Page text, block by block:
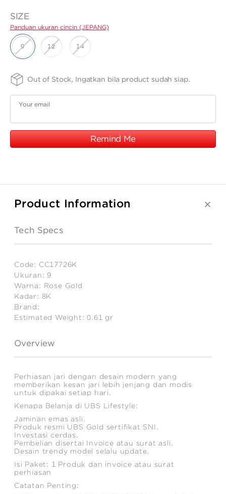
MY ACCOUNT
CC17726K
CC17726K
SIZE
Panduan ukuran cincin (JEPANG)
9 12 14
FINISHING
-SPRG
Panduan
ukuran cincin
PURITY
-37
Panduan
ukuran
(JEPANG)
Out of Stock, Ingatkan bila product sudah siap.
Your email
Remind Me
Product Information
Tech Specs
Code: CC17726K
Ukuran: 9
Warna: Rose Gold
Kadar: 8K
Brand:
Estimated Weight:0.61 gr
Overview
Perhiasan jari dengan desain modern yang
memberikan kesan jari lebih jenjang dan modis
untuk dipakai setiap hari.
Kenapa Belanja di UBS Lifestyle:
Jaminan emas asli.
Produk resmi UBS Gold sertifikat SNI.
Investasi cerdas.
Pembelian disertai Invoice atau surat asli.
Desain trendy model selalu update.
Isi Paket: 1 Produk dan invoice atau surat
perhiasan
Catatan Penting: